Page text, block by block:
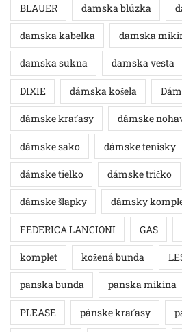
BLAUER damska blúzka
damska kabelka damska
damska sukna damska vesta
DIXIE dámska košela
dámske kraťasy dámske
dámske sako dámske tenisky
dámske tielko dámske tričko
dámske šlapky dámsky
FEDERICA LANCIONI GAS
komplet kožená bunda
panska bunda panska mikina
PLEASE pánske kraťasy